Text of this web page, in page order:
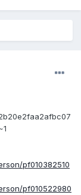
pf010382510
pf010522980